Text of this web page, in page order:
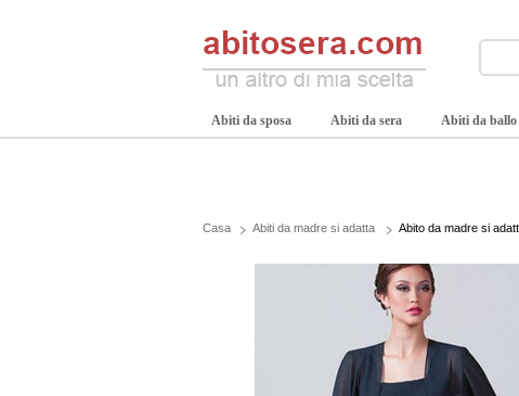
Abiti da sposa Abiti da sera Abiti da ballo
Casa Abiti da madre si adatta Abito da madre si